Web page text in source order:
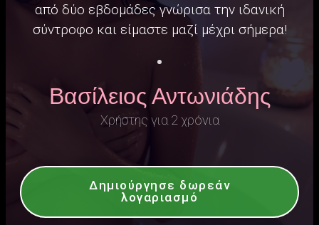
από δύο εβδομάδες γνώρισα την ιδανική
σύντροφο και είμαστε μαζί μέχρι σήμερα!
Βασίλειος Αντωνιάδης
Χρήστης για 2 χρόνια
Δημιούργησε δωρεάν
λογαριασμό